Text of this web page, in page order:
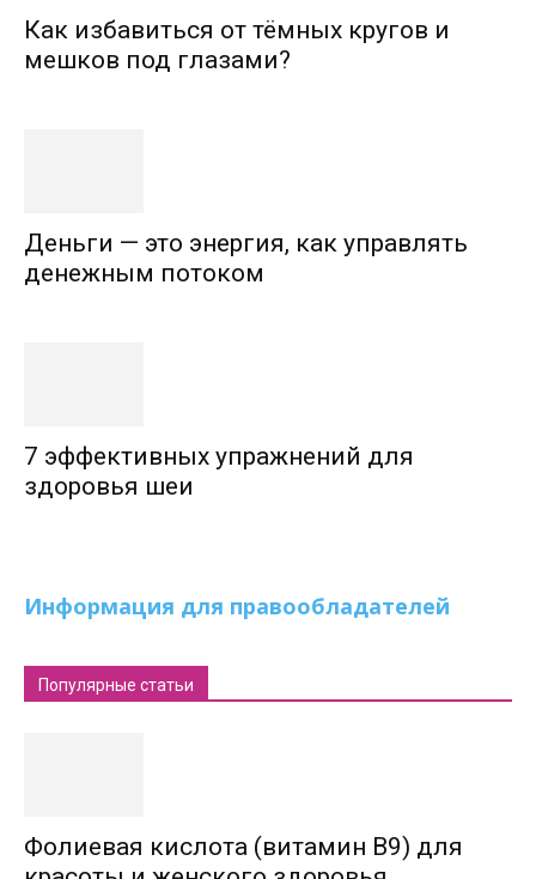
Как избавиться от тёмных кругов и
мешков под глазами?
Деньги — это энергия, как управлять
денежным потоком
7 эффективных упражнений для
здоровья шеи
Информация для правообладателей
Популярные статьи
Фолиевая кислота (витамин В9) для